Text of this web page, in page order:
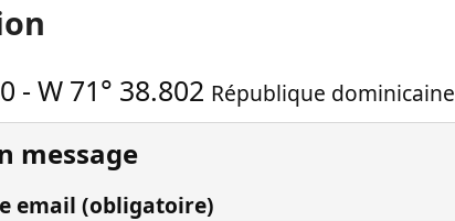
- W 71° 38.802 République dominicaine
message
email (obligatoire)